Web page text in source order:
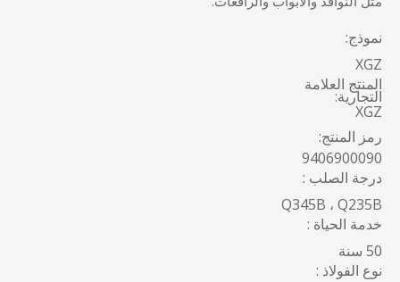
نموذج:
XGZ
المنتج العلامة
التجارية:
XGZ
رمز المنتج:
9406900090
درجة الصلب :
Q345B ، Q235B
خدمة الحياة :
50 سنة
نوع الفولاذ :